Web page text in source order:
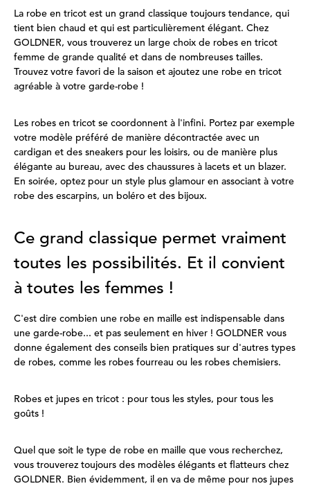
La robe en tricot est un grand classique toujours tendance, qui
tient bien chaud et qui est particulièrement élégant. Chez
GOLDNER, vous trouverez un large choix de robes en tricot
femme de grande qualité et dans de nombreuses tailles.
Trouvez votre favori de la saison et ajoutez une robe en tricot
agréable à votre garde-robe !
Les robes en tricot se coordonnent à l'infini. Portez par exemple
votre modèle préféré de manière décontractée avec un
cardigan et des sneakers pour les loisirs, ou de manière plus
élégante au bureau, avec des chaussures à lacets et un blazer.
En soirée, optez pour un style plus glamour en associant à votre
robe des escarpins, un boléro et des bijoux.
Ce grand classique permet vraiment
toutes les possibilités. Et il convient
à toutes les femmes !
C'est dire combien une robe en maille est indispensable dans
une garde-robe... et pas seulement en hiver ! GOLDNER vous
donne également des conseils bien pratiques sur d'autres types
de robes, comme les robes fourreau ou les robes chemisiers.
Robes et jupes en tricot : pour tous les styles, pour tous les
goûts !
Quel que soit le type de robe en maille que vous recherchez,
vous trouverez toujours des modèles élégants et flatteurs chez
GOLDNER. Bien évidemment, il en va de même pour nos jupes